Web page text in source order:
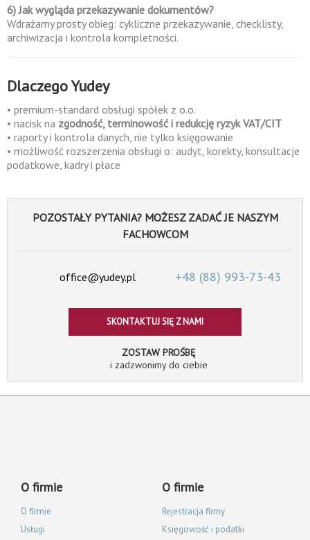
6) Jak wygląda przekazywanie dokumentów?
Wdrażamy prosty obieg: cykliczne przekazywanie, checklisty,
archiwizacja i kontrola kompletności.
Dlaczego Yudey
• premium-standard obsługi spółek z o.o.
• nacisk na zgodność, terminowość i redukcję ryzyk VAT/CIT
• raporty i kontrola danych, nie tylko księgowanie
• możliwość rozszerzenia obsługi o: audyt, korekty, konsultacje
podatkowe, kadry i płace
POZOSTAŁY PYTANIA? MOŻESZ ZADAĆ JE NASZYM
FACHOWCOM
office@yudey.pl +48 (88) 993-73-43
SKONTAKTUJ SIĘ Z NAMI
ZOSTAW PROŚBĘ
i zadzwonimy do ciebie
O firmie
O firmie
Usługi
O firmie
Rejestracja firmy
Księgowość i podatki